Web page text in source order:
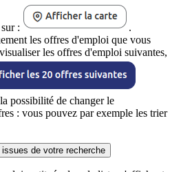
:
.
les offres d'emploi que vous
les offres d'emploi suivantes,
possibilité de changer le
: vous pouvez par exemple les trier
de votre recherche